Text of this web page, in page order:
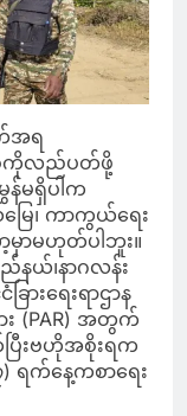
အရ
ခုကိုလည်ပတ်ဖို့
န်မရှိပါက
ြေ၊ ကာကွယ်ရေး
မှာမဟုတ်ပါဘူး။
နယ်၊နာဂလန်း
ားရေးရာဌာန
း (PAR) အတွက်
ပြီးဗဟိုအစိုးရက
ရက်နေ့ကစာရေး